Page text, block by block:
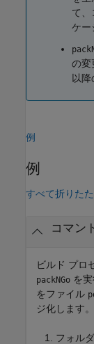
て、
ケー
の変
以降
例
例
すべて折りた
コマン
ビルド プロ
packNGo を
をファイル
ジ化します
フォル